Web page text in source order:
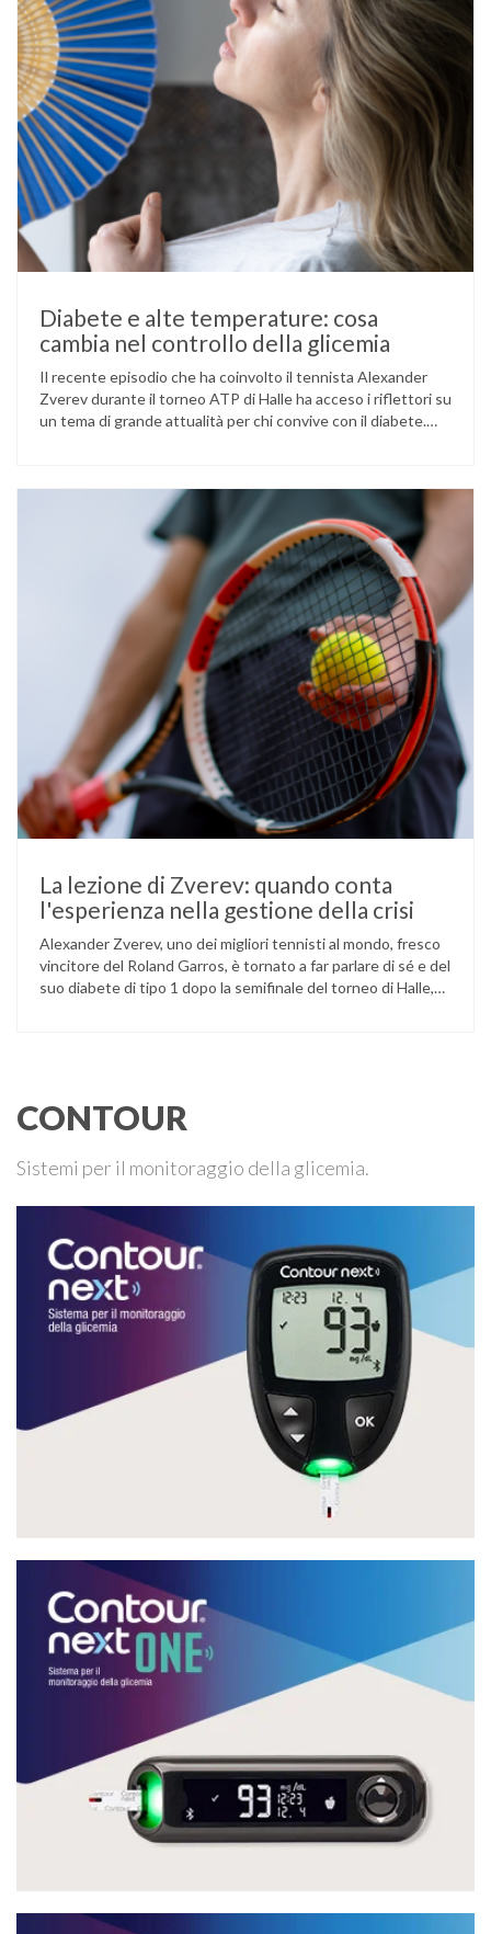
Diabete e alte temperature: cosa
cambia nel controllo della glicemia
Il recente episodio che ha coinvolto il tennista Alexander
Zverev durante il torneo ATP di Halle ha acceso i riflettori su
un tema di grande attualità per chi convive con il diabete.
glucosio lo aveva portato …
La lezione di Zverev: quando conta
l'esperienza nella gestione della crisi
Alexander Zverev, uno dei migliori tennisti al mondo, fresco
vincitore del Roland Garros, è tornato a far parlare di sé e del
suo diabete di tipo 1 dopo la semifinale del torneo di Halle,
CONTOUR
Sistemi per il monitoraggio della glicemia.